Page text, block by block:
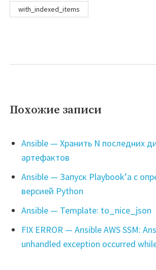
with_indexed_items
Похожие записи
Ansible — Хранить N последних
артефактов
Ansible — Запуск Playbook’а с
версией Python
Ansible — Template: to_nice_json
FIX ERROR — Ansible AWS SSM:
unhandled exception occurred